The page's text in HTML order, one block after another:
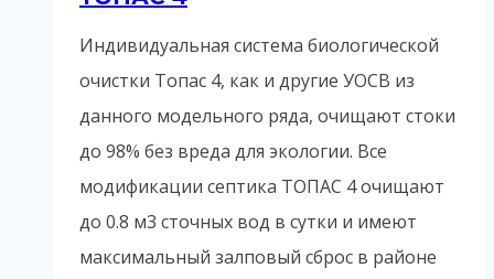
Индивидуальная система биологической
очистки Топас 4, как и другие УОСВ из
данного модельного ряда, очищают стоки
до 98% без вреда для экологии. Все
модификации септика ТОПАС 4 очищают
до 0.8 м3 сточных вод в сутки и имеют
максимальный залповый сброс в районе